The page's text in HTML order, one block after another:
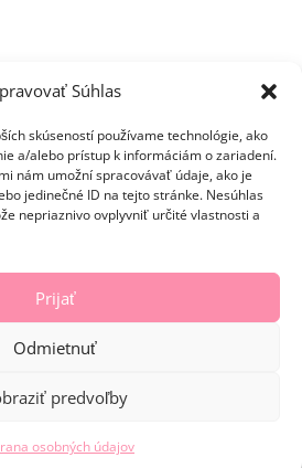
Súhlas
skúseností používame technológie, ako
a/alebo prístup k informáciám o zariadení.
nám umožní spracovávať údaje, ako je
jedinečné ID na tejto stránke. Nesúhlas
nepriaznivo ovplyvniť určité vlastnosti a
Prijať
Odmietnuť
predvoľby
osobných údajov
produktami.